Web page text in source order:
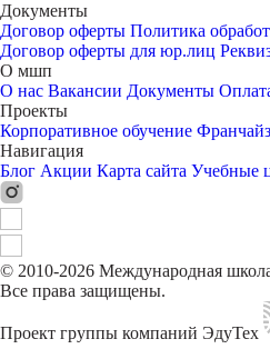
Документы
Договор оферты Политика
Договор оферты для юр.лиц
О мшп
О нас Вакансии Документы
Проекты
Корпоративное обучение
Навигация
Блог Акции Карта сайта Учебные
© 2010-2026 Международная
Все права защищены.
Проект группы компаний ЭдуТех